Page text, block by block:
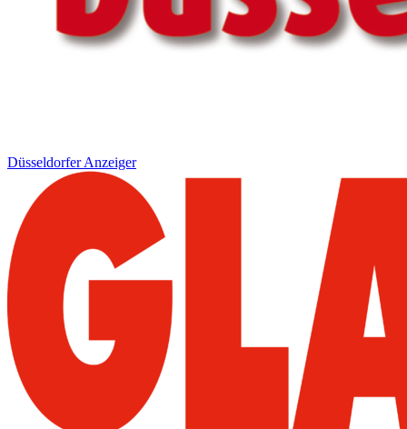
Düsseldorfer Anzeiger